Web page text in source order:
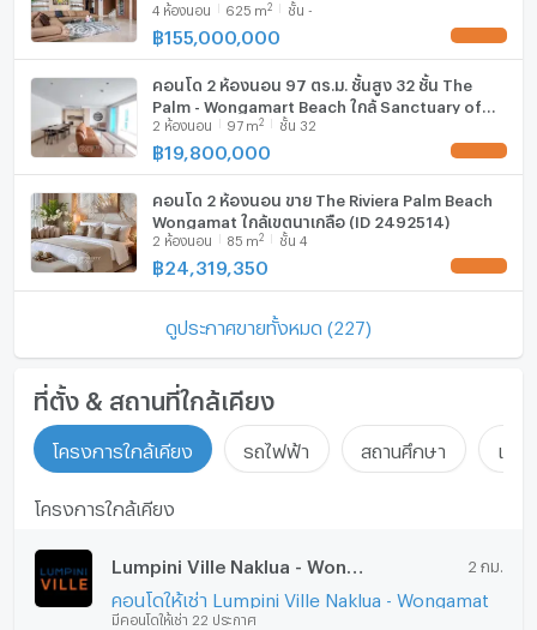
(ID 2322288)
4 ห้องนอน 625 m2 ชั้น -
฿155,000,000
คอนโด 2 ห้องนอน 97 ตร.ม. ชั้นสูง 32 ชั้น The
Palm - Wongamart Beach ใกล้ Sanctuary of
Truth (ID 3085373)
2 ห้องนอน 97 m2 ชั้น 32
฿19,800,000
คอนโด 2 ห้องนอน ขาย The Riviera Palm Beach
Wongamat ใกล้เขตนาเกลือ (ID 2492514)
2 ห้องนอน 85 m2 ชั้น 4
฿24,319,350
ดูประกาศขายทั้งหมด (227)
ที่ตั้ง & สถานที่ใกล้เคียง
โครงการใกล้เคียง รถไฟฟ้า สถานศึกษา แหล่
โครงการใกล้เคียง
2 กม.
คอนโดให้เช่า Lumpini Ville Naklua - Wongamat
มีคอนโดให้เช่า 22 ประกาศ